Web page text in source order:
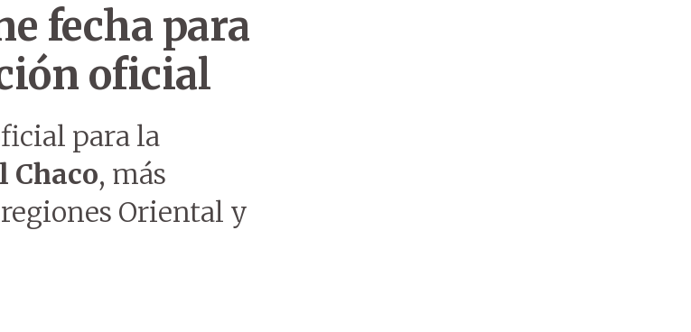
fecha para
oficial
para la
Chaco, más
Oriental y